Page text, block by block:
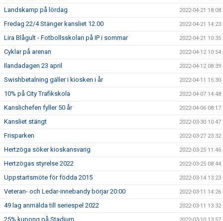
Landskamp på lördag 2022-04-21 18:08
Fredag 22/4 Stänger kansliet 12.00 2022-04-21 14:23
Lira Blågult - Fotbollsskolan på IP i sommar 2022-04-21 10:35
Cyklar på arenan 2022-04-12 10:54
Ilandadagen 23 april 2022-04-12 08:39
Swishbetalning gäller i kiosken i år 2022-04-11 15:30
10% på City Trafikskola 2022-04-07 14:48
Kanslichefen fyller 50 år 2022-04-06 08:17
Kansliet stängt 2022-03-30 10:47
Frisparken 2022-03-27 23:32
Hertzöga söker kioskansvarig 2022-03-25 11:46
Hertzögas styrelse 2022 2022-03-25 08:44
Uppstartsmöte för födda 2015 2022-03-14 13:23
Veteran- och Ledar-innebandy börjar 20:00 2022-03-11 14:26
49 lag anmälda till seriespel 2022 2022-03-11 13:32
25% kupong på Stadium